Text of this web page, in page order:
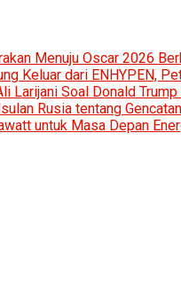
Menuju Oscar 2026
Keluar dari ENHYPEN,
Larijani Soal Donald
Rusia tentang
untuk Masa Depan